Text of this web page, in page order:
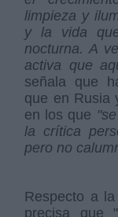
limpieza y
y la vida
nocturna. A
activa que
señala que
que en Rusia
en los que "
la crítica
pero no
Respecto a la
precisa que "